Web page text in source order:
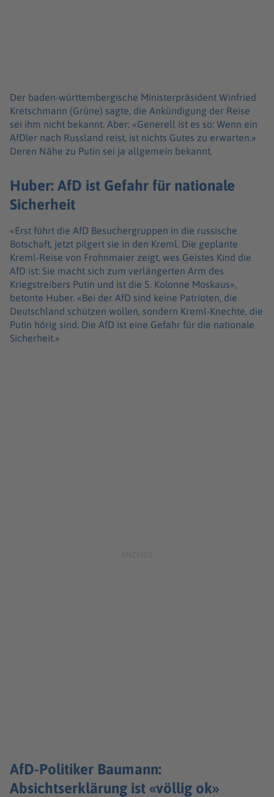
Der baden-württembergische Ministerpräsident Winfried
Kretschmann (Grüne) sagte, die Ankündigung der Reise
sei ihm nicht bekannt. Aber: «Generell ist es so: Wenn ein
AfDler nach Russland reist, ist nichts Gutes zu erwarten.»
Deren Nähe zu Putin sei ja allgemein bekannt.
Huber: AfD ist Gefahr für nationale
Sicherheit
«Erst führt die AfD Besuchergruppen in die russische
Botschaft, jetzt pilgert sie in den Kreml. Die geplante
Kreml-Reise von Frohnmaier zeigt, wes Geistes Kind die
AfD ist: Sie macht sich zum verlängerten Arm des
Kriegstreibers Putin und ist die 5. Kolonne Moskaus»,
betonte Huber. «Bei der AfD sind keine Patrioten, die
Deutschland schützen wollen, sondern Kreml-Knechte, die
Putin hörig sind. Die AfD ist eine Gefahr für die nationale
Sicherheit.»
AfD-Politiker Baumann:
Absichtserklärung ist «völlig ok»